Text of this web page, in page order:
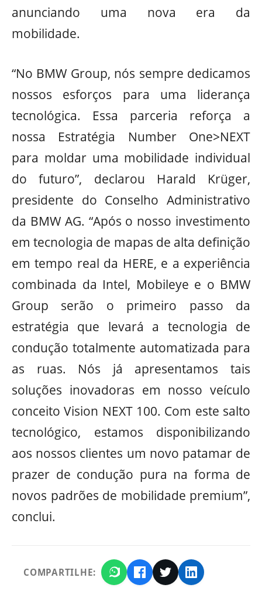
anunciando uma nova era da
mobilidade.
“No BMW Group, nós sempre dedicamos
nossos esforços para uma liderança
tecnológica. Essa parceria reforça a
nossa Estratégia Number One>NEXT
para moldar uma mobilidade individual
do futuro”, declarou Harald Krüger,
presidente do Conselho Administrativo
da BMW AG. “Após o nosso investimento
em tecnologia de mapas de alta definição
em tempo real da HERE, e a experiência
combinada da Intel, Mobileye e o BMW
Group serão o primeiro passo da
estratégia que levará a tecnologia de
condução totalmente automatizada para
as ruas. Nós já apresentamos tais
soluções inovadoras em nosso veículo
conceito Vision NEXT 100. Com este salto
tecnológico, estamos disponibilizando
aos nossos clientes um novo patamar de
prazer de condução pura na forma de
novos padrões de mobilidade premium”,
conclui.
COMPARTILHE: